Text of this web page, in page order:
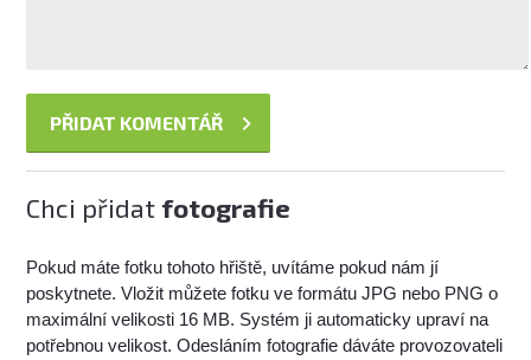
Chci přidat fotografie
Pokud máte fotku tohoto hřiště, uvítáme pokud nám jí
poskytnete. Vložit můžete fotku ve formátu JPG nebo PNG o
maximální velikosti 16 MB. Systém ji automaticky upraví na
potřebnou velikost. Odesláním fotografie dáváte provozovateli